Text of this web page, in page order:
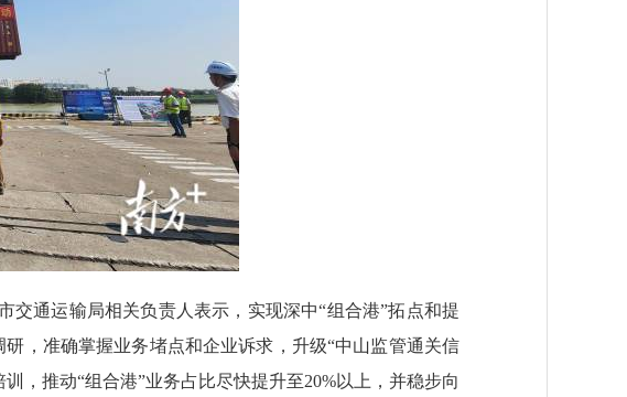
通运输局相关负责人表示，实现深中“组合港”拓点和提
，准确掌握业务堵点和企业诉求，升级“中山监管通关信
，推动“组合港”业务占比尽快提升至20%以上，并稳步向